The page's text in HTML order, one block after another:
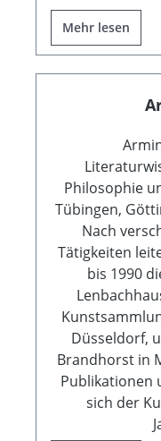
Mehr lesen
Philosophie
Tübingen,
Nach
Tätigkeiten
bis 1990
Düsseldorf,
Brandhorst in
Publikationen
sich der